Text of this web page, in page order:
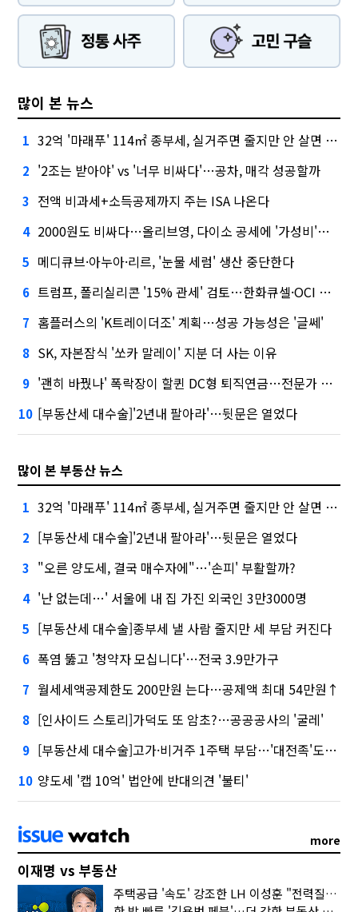
많이 본 뉴스
1 32억 '마래푸' 114㎡ 종부세, 실거주면 줄지만 안 살면 2.5배
2 '2조는 받아야' vs '너무 비싸다'…공차, 매각 성공할까
3 전액 비과세+소득공제까지 주는 ISA 나온다
4 2000원도 비싸다…올리브영, 다이소 공세에 '가성비'로 맞불
5 메디큐브·아누아·리르, '눈물 세럼' 생산 중단한다
6 트럼프, 폴리실리콘 '15% 관세' 검토…한화큐셀·OCI 영향은?
7 홈플러스의 'K트레이더조' 계획…성공 가능성은 '글쎄'
8 SK, 자본잠식 '쏘카 말레이' 지분 더 사는 이유
9 '괜히 바꿨나' 폭락장이 할퀸 DC형 퇴직연금…전문가 조언은
10 [부동산세 대수술]'2년내 팔아라'…뒷문은 열었다
많이 본 부동산 뉴스
1 32억 '마래푸' 114㎡ 종부세, 실거주면 줄지만 안 살면 2.5배
2 [부동산세 대수술]'2년내 팔아라'…뒷문은 열었다
3 "오른 양도세, 결국 매수자에"…'손피' 부활할까?
4 '난 없는데…' 서울에 내 집 가진 외국인 3만3000명
5 [부동산세 대수술]종부세 낼 사람 줄지만 세 부담 커진다
6 폭염 뚫고 '청약자 모십니다'…전국 3.9만가구
7 월세세액공제한도 200만원 는다…공제액 최대 54만원↑
8 [인사이드 스토리]가덕도 또 암초?…공공공사의 '굴레'
9 [부동산세 대수술]고가·비거주 1주택 부담…'대전족'도 불똥
10 양도세 '캡 10억' 법안에 반대의견 '불티'
more
이재명 vs 부동산
주택공급 '속도' 강조한 LH 이성훈 "전력질주해야"